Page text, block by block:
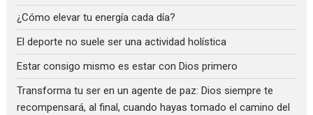
¿Cómo elevar tu energía cada día?
El deporte no suele ser una actividad holística
Estar consigo mismo es estar con Dios primero
Transforma tu ser en un agente de paz: Dios siempre te
recompensará, al final, cuando hayas tomado el camino del